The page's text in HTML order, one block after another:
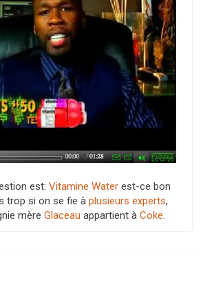
est: Vitamine Water est-ce bon
trop si on se fie à plusieurs experts,
mère Glaceau appartient à Coke.